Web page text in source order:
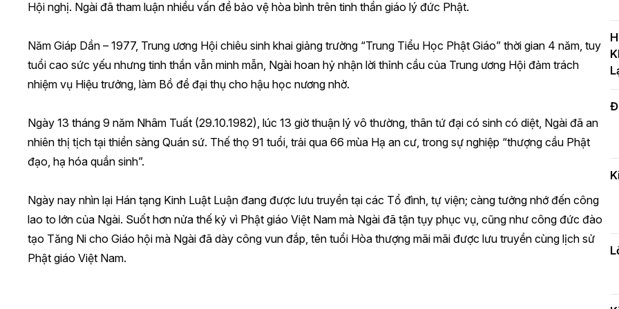
Hội nghị. Ngài đã tham luận nhiều vấn đề bảo vệ hòa bình trên tinh thần giáo lý đức Phật.
Năm Giáp Dần – 1977, Trung ương Hội chiêu sinh khai giảng trường “Trung Tiểu Học Phật Giáo” thời gian 4 năm, tuy
tuổi cao sức yếu nhưng tinh thần vẫn minh mẫn, Ngài hoan hỷ nhận lời thỉnh cầu của Trung ương Hội đảm trách
nhiệm vụ Hiệu trưởng, làm Bồ đề đại thụ cho hậu học nương nhờ.
Ngày 13 tháng 9 năm Nhâm Tuất (29.10.1982), lúc 13 giờ thuận lý vô thường, thân tứ đại có sinh có diệt, Ngài đã an
nhiên thị tịch tại thiền sàng Quán sứ. Thế thọ 91 tuổi, trải qua 66 mùa Hạ an cư, trong sự nghiệp “thượng cầu Phật
đạo, hạ hóa quần sinh”.
Ngày nay nhìn lại Hán tạng Kinh Luật Luận đang được lưu truyền tại các Tổ đình, tự viện; càng tưởng nhớ đến công
lao to lớn của Ngài. Suốt hơn nửa thế kỷ vì Phật giáo Việt Nam mà Ngài đã tận tụy phục vụ, cũng như công đức đào
tạo Tăng Ni cho Giáo hội mà Ngài đã dày công vun đắp, tên tuổi Hòa thượng mãi mãi được lưu truyền cùng lịch sử
Phật giáo Việt Nam.